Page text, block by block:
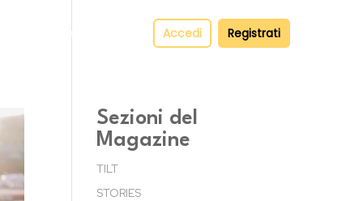
Contatti Accedi Registrati
Sezioni del
Magazine
TILT
STORIES